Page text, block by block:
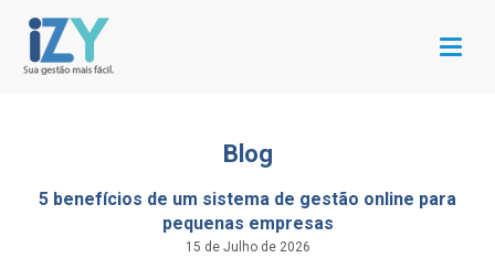
Menu
Blog
5 benefícios de um sistema de gestão online para
pequenas empresas
15 de Julho de 2026